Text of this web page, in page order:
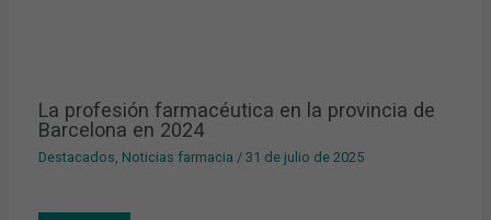
La profesión farmacéutica en la provincia de
Barcelona en 2024
Destacados, Noticias farmacia /31 de julio de 2025